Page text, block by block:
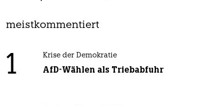
meistkommentiert
1 Krise der Demokratie
AfD-Wählen als Triebabfuhr